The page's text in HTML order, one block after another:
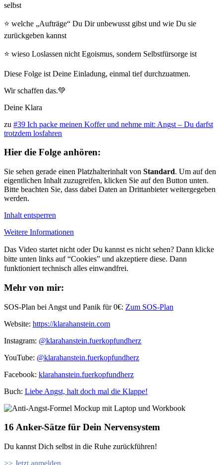
selbst
⭐ welche „Aufträge“ Du Dir unbewusst gibst und wie Du sie
zurückgeben kannst
⭐ wieso Loslassen nicht Egoismus, sondern Selbstfürsorge ist
Diese Folge ist Deine Einladung, einmal tief durchzuatmen.
Wir schaffen das.💚
Deine Klara
zu #39 Ich packe meinen Koffer und nehme mit: Angst – Du darfst
trotzdem losfahren
Hier die Folge anhören:
Sie sehen gerade einen Platzhalterinhalt von Standard. Um auf den
eigentlichen Inhalt zuzugreifen, klicken Sie auf den Button unten.
Bitte beachten Sie, dass dabei Daten an Drittanbieter weitergegeben
werden.
Inhalt entsperren
Weitere Informationen
Das Video startet nicht oder Du kannst es nicht sehen? Dann klicke
bitte unten links auf “Cookies” und akzeptiere diese. Dann
funktioniert technisch alles einwandfrei.
Mehr von mir:
SOS-Plan bei Angst und Panik für 0€: Zum SOS-Plan
Website: ⁠⁠https://klarahanstein.com
Instagram: ⁠⁠@klarahanstein.fuerkopfundherz
YouTube: @klarahanstein.fuerkopfundherz
Facebook: ⁠⁠klarahanstein.fuerkopfundherz⁠⁠
Buch: ⁠⁠ Liebe Angst, halt doch mal die Klappe!⁠⁠
16 Anker-Sätze für Dein Nervensystem
Du kannst Dich selbst in die Ruhe zurückführen!
>> Jetzt anmelden